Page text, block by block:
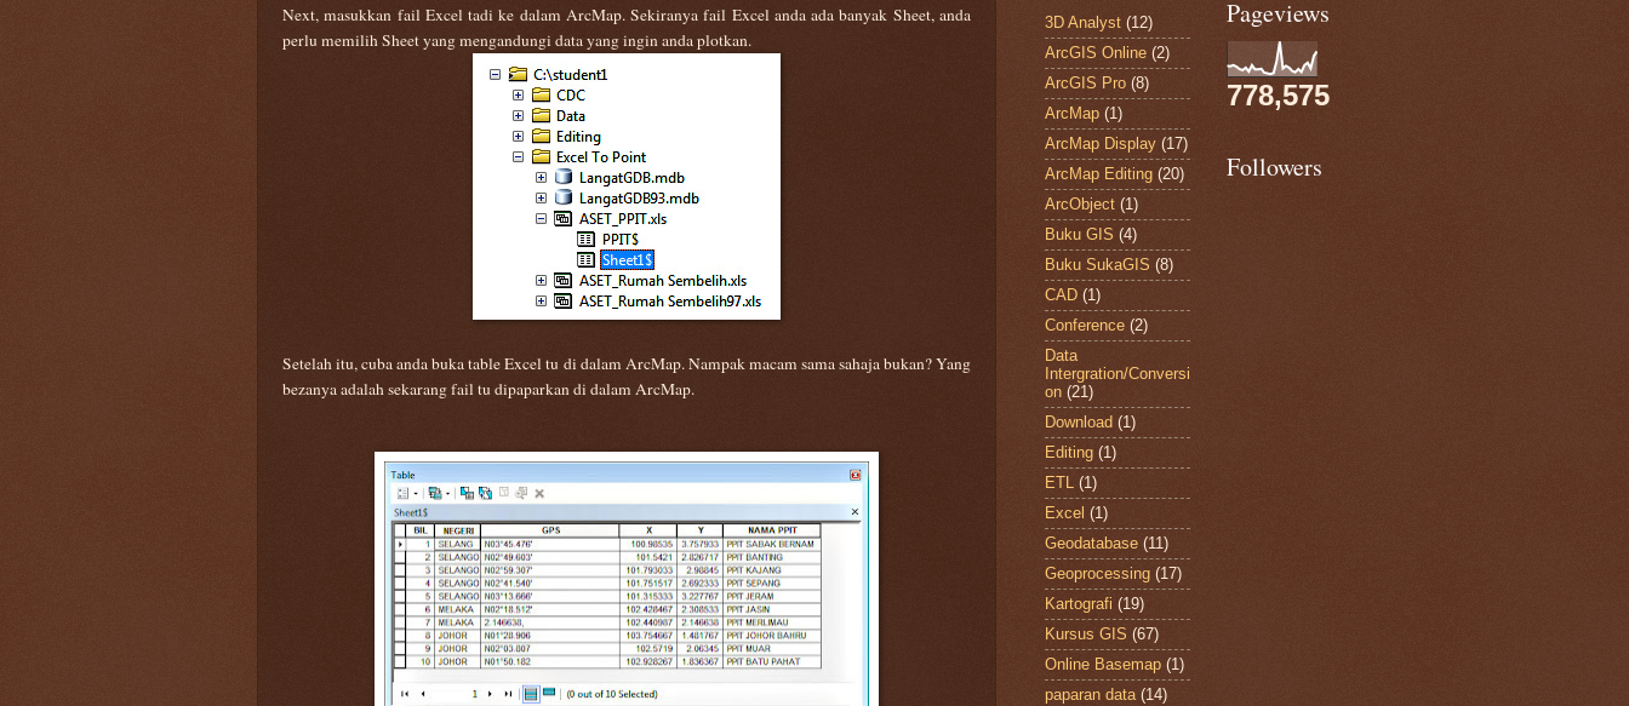
Next, masukkan fail Excel tadi ke dalam ArcMap. Sekiranya fail Excel anda ada banyak Sheet, anda
perlu memilih Sheet yang mengandungi data yang ingin anda plotkan.
Setelah itu, cuba anda buka table Excel tu di dalam ArcMap. Nampak macam sama sahaja bukan? Yang
bezanya adalah sekarang fail tu dipaparkan di dalam ArcMap.
3D Analyst (12)
ArcGIS Online (2)
ArcGIS Pro (8)
ArcMap (1)
ArcMap Display (17)
ArcMap Editing (20)
ArcObject (1)
Buku GIS (4)
Buku SukaGIS (8)
CAD (1)
Conference (2)
Data
Intergration/Conversi
on (21)
Download (1)
Editing (1)
ETL (1)
Excel (1)
Geodatabase (11)
Geoprocessing (17)
Kartografi (19)
Kursus GIS (67)
Online Basemap (1)
paparan data (14)
Pageviews
778,575
Followers